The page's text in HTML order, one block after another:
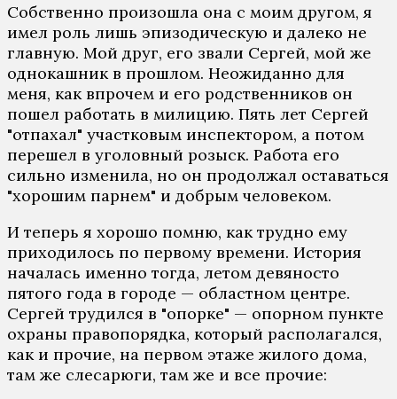
Собственно произошла она с моим другом, я
имел роль лишь эпизодическую и далеко не
главную. Мой друг, его звали Сергей, мой же
однокашник в прошлом. Неожиданно для
меня, как впрочем и его родственников он
пошел работать в милицию. Пять лет Сергей
"отпахал" участковым инспектором, а потом
перешел в уголовный розыск. Работа его
сильно изменила, но он продолжал оставаться
"хорошим парнем" и добрым человеком.
И теперь я хорошо помню, как трудно ему
приходилось по первому времени. История
началась именно тогда, летом девяносто
пятого года в городе — областном центре.
Сергей трудился в "опорке" — опорном пункте
охраны правопорядка, который располагался,
как и прочие, на первом этаже жилого дома,
там же слесарюги, там же и все прочие: